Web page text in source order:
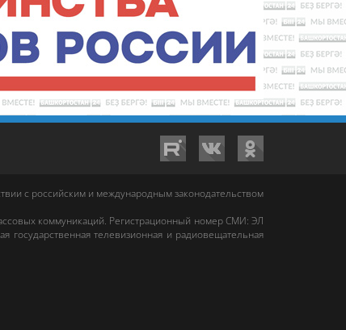
с российским и международным законодательством
коммуникаций. Регистрационный номер СМИ: ЭЛ
государственная телевизионная и радиовещательная